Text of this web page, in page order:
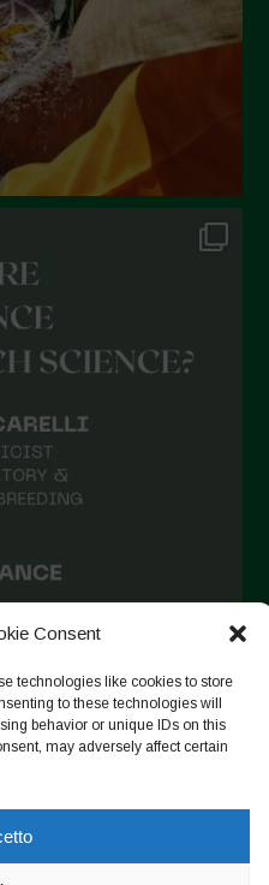
Consent
technologies like cookies to store
to these technologies will
behavior or unique IDs on this
may adversely affect certain
Instagram